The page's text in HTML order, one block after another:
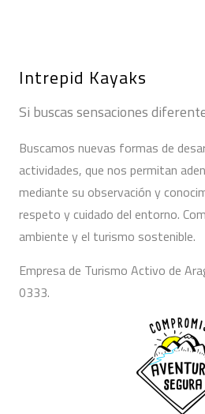
Intrepid Kayaks
Si buscas sensaciones
Buscamos nuevas formas de
actividades, que nos permitan
mediante su observación y
respeto y cuidado del entorno.
ambiente y el turismo sostenible.
Empresa de Turismo Activo de
0333.